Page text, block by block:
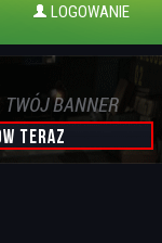
LOGOWANIE